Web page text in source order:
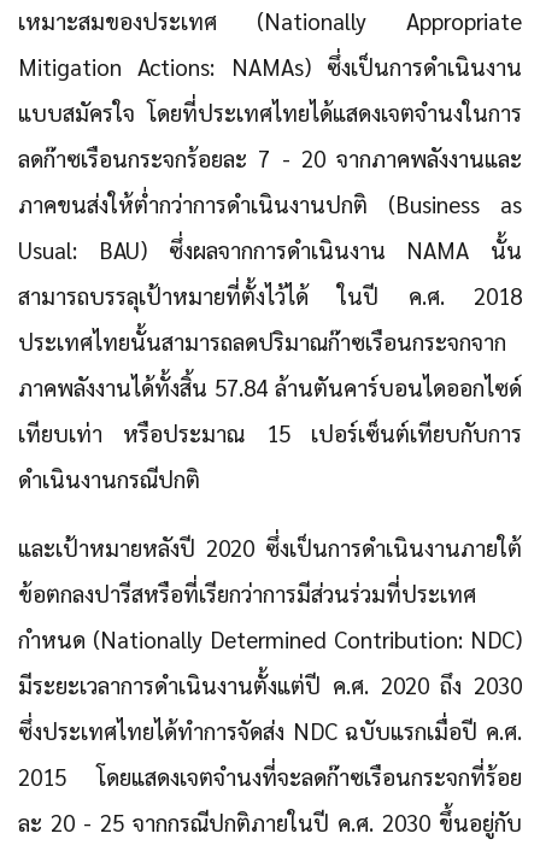
เหมาะสมของประเทศ (Nationally Appropriate
Mitigation Actions: NAMAs)ซึ่งเป็นการดำเนินงาน
แบบสมัครใจ โดยที่ประเทศไทยได้แสดงเจตจำนงในการ
ลดก๊าซเรือนกระจกร้อยละ 7 - 20 จากภาคพลังงานและ
ภาคขนส่งให้ต่ำกว่าการดำเนินงานปกติ (Business as
Usual: BAU) ซึ่งผลจากการดำเนินงาน NAMA นั้น
สามารถบรรลุเป้าหมายที่ตั้งไว้ได้ ในปี ค.ศ. 2018
ประเทศไทยนั้นสามารถลดปริมาณก๊าซเรือนกระจกจาก
ภาคพลังงานได้ทั้งสิ้น 57.84 ล้านตันคาร์บอนไดออกไซด์
เทียบเท่า หรือประมาณ 15 เปอร์เซ็นต์เทียบกับการ
ดำเนินงานกรณีปกติ
และเป้าหมายหลังปี 2020 ซึ่งเป็นการดำเนินงานภายใต้
ข้อตกลงปารีสหรือที่เรียกว่าการมีส่วนร่วมที่ประเทศ
กำหนด (Nationally Determined Contribution: NDC)
มีระยะเวลาการดำเนินงานตั้งแต่ปี ค.ศ. 2020 ถึง 2030
ซึ่งประเทศไทยได้ทำการจัดส่ง NDC ฉบับแรกเมื่อปี ค.ศ.
2015 โดยแสดงเจตจำนงที่จะลดก๊าซเรือนกระจกที่ร้อย
ละ 20 - 25 จากกรณีปกติภายในปี ค.ศ. 2030 ขึ้นอยู่กับ